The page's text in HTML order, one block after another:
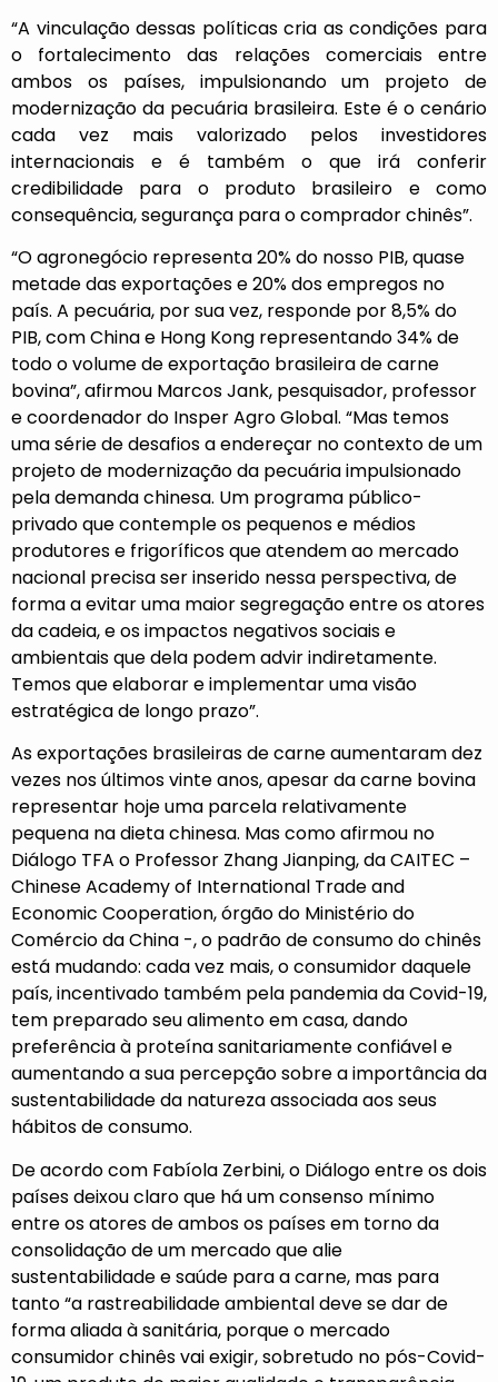
“A vinculação dessas políticas cria as condições para
o fortalecimento das relações comerciais entre
ambos os países, impulsionando um projeto de
modernização da pecuária brasileira. Este é o cenário
cada vez mais valorizado pelos investidores
internacionais e é também o que irá conferir
credibilidade para o produto brasileiro e como
consequência, segurança para o comprador chinês”.
“O agronegócio representa 20% do nosso PIB, quase
metade das exportações e 20% dos empregos no
país. A pecuária, por sua vez, responde por 8,5% do
PIB, com China e Hong Kong representando 34% de
todo o volume de exportação brasileira de carne
bovina”, afirmou Marcos Jank, pesquisador, professor
e coordenador do Insper Agro Global. “Mas temos
uma série de desafios a endereçar no contexto de um
projeto de modernização da pecuária impulsionado
pela demanda chinesa. Um programa público-
privado que contemple os pequenos e médios
produtores e frigoríficos que atendem ao mercado
nacional precisa ser inserido nessa perspectiva, de
forma a evitar uma maior segregação entre os atores
da cadeia, e os impactos negativos sociais e
ambientais que dela podem advir indiretamente.
Temos que elaborar e implementar uma visão
estratégica de longo prazo”.
As exportações brasileiras de carne aumentaram dez
vezes nos últimos vinte anos, apesar da carne bovina
representar hoje uma parcela relativamente
pequena na dieta chinesa. Mas como afirmou no
Diálogo TFA o Professor Zhang Jianping, da CAITEC –
Chinese Academy of International Trade and
Economic Cooperation, órgão do Ministério do
Comércio da China -, o padrão de consumo do chinês
está mudando: cada vez mais, o consumidor daquele
país, incentivado também pela pandemia da Covid-19,
tem preparado seu alimento em casa, dando
preferência à proteína sanitariamente confiável e
aumentando a sua percepção sobre a importância da
sustentabilidade da natureza associada aos seus
hábitos de consumo.
De acordo com Fabíola Zerbini, o Diálogo entre os dois
países deixou claro que há um consenso mínimo
entre os atores de ambos os países em torno da
consolidação de um mercado que alie
sustentabilidade e saúde para a carne, mas para
tanto “a rastreabilidade ambiental deve se dar de
forma aliada à sanitária, porque o mercado
consumidor chinês vai exigir, sobretudo no pós-Covid-